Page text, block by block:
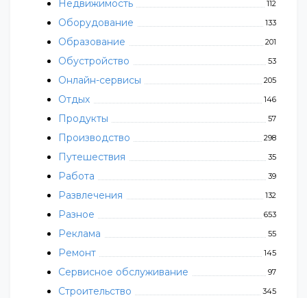
Недвижимость 112
Оборудование 133
Образование 201
Обустройство 53
Онлайн-сервисы 205
Отдых 146
Продукты 57
Производство 298
Путешествия 35
Работа 39
Развлечения 132
Разное 653
Реклама 55
Ремонт 145
Сервисное обслуживание 97
Строительство 345